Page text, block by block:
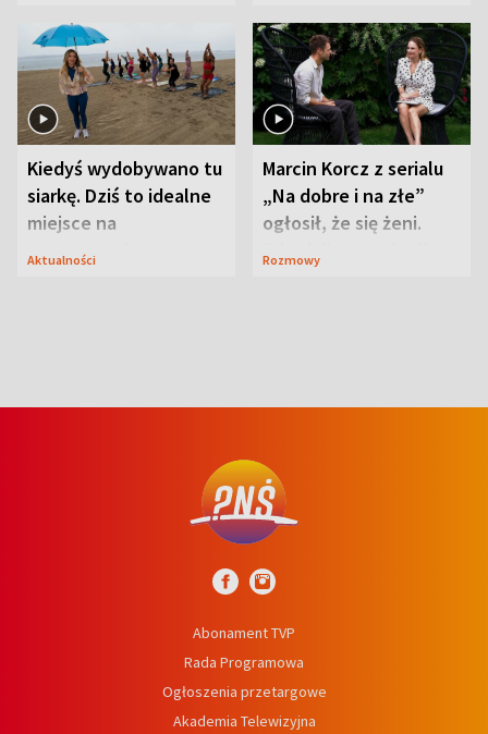
Kiedyś wydobywano tu
siarkę. Dziś to idealne
miejsce na
wypoczynek
Aktualności
Marcin Korcz z serialu
„Na dobre i na złe”
ogłosił, że się żeni.
Zdradził, co zmienił
Rozmowy
Abonament TVP
Rada Programowa
Ogłoszenia przetargowe
Akademia Telewizyjna